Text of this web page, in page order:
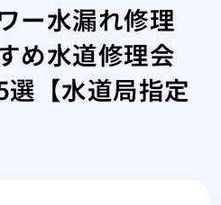
オ
濯
ー水漏れ修理
め水道修理会
【水道局指定